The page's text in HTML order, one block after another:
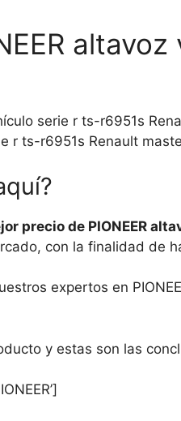
serie r ts-r6951s
r ts-r6951s Renault
precio de PIONEER
con la finalidad de
expertos en
y estas son las